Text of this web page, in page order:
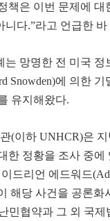
책은 이번 문제에 대
니다.”라고 언급한 바
는 망명한 전 미국 정
Snowden)에 의한
유지해왔다.
(이하 UNHCR)은
한 정황을 조사 중에
드리언 에드워드
해당 사건을 공론화
민협약과 그 외 국제